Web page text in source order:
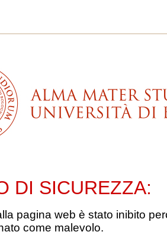
DI SICUREZZA:
pagina web è stato inibito
come malevolo.